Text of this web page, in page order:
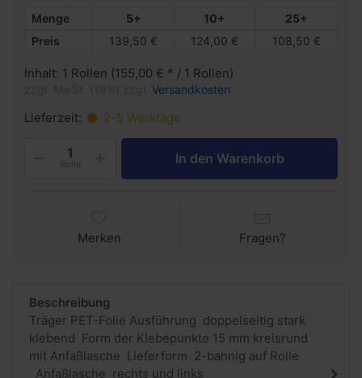
Menge 5+ 10+
25+
Preis
139,50 € 124,00 € 108,50 €
Inhalt: 1 Rollen (155,00 € * / 1 Rollen)
Versandkosten
Lieferzeit: 2-5 Werktage
Rolle In den Warenkorb
Merken Fragen?
Beschreibung
Träger PET-Folie Ausführung doppelseitig stark
klebend Form der Klebepunkte 15 mm kreisrund
mit Anfaßlasche Lieferform 2-bahnig auf Rolle
Anfaßlasche rechts und links